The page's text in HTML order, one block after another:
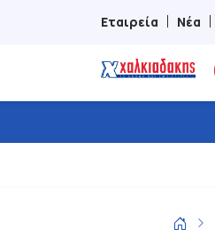
Εταιρεία Νέα